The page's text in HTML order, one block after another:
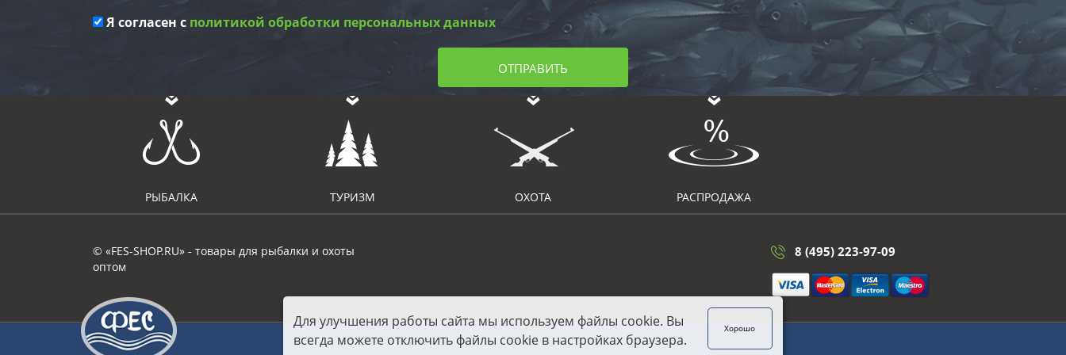
Я согласен с политикой обработки персональных данных
ОТПРАВИТЬ
РЫБАЛКА ТУРИЗМ ОХОТА РАСПРОДАЖА
© «FES-SHOP.RU» - товары для рыбалки и охоты
оптом
8 (495) 223-97-09
Для улучшения работы сайта мы используем файлы cookie. Вы
всегда можете отключить файлы cookie в настройках браузера.
Хорошо